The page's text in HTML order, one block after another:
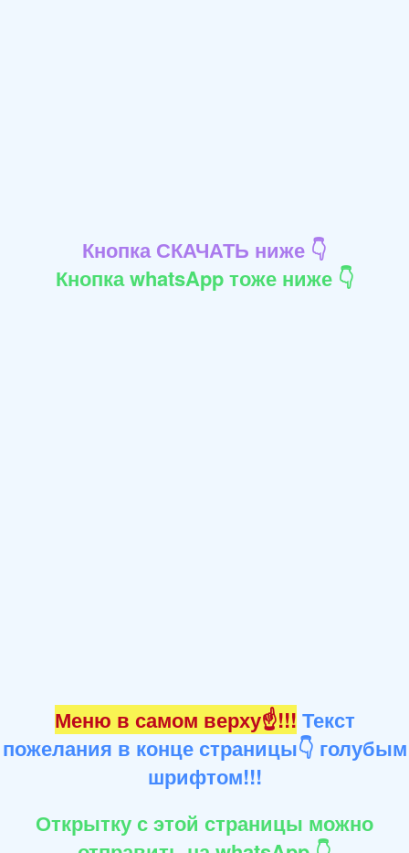
Кнопка СКАЧАТЬ ниже 👇
Кнопка whatsApp тоже ниже 👇
Меню в самом верху☝!!! Текст
пожелания в конце страницы👇 голубым
шрифтом!!!
Открытку с этой страницы можно